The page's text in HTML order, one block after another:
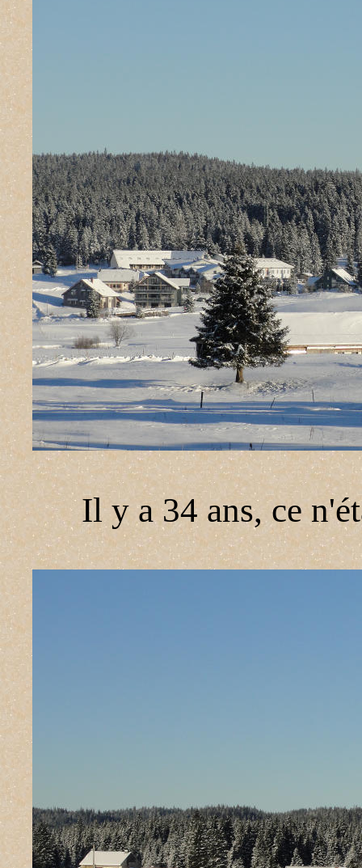
Il y a 34 ans, ce